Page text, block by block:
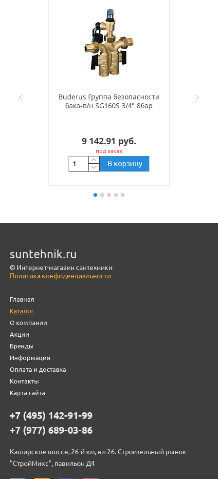
Buderus Группа безопасности
бака-в/н SG160S 3/4" 8бар
9 142.91 руб.
под заказ
В корзину
suntehnik.ru
© Интернет-магазин сантехники
Политика конфиденциальности
Главная
Каталог
О компании
Акции
Бренды
Информация
Оплата и доставка
Контакты
Карта сайта
+7 (495) 142-91-99
+7 (977) 689-03-86
Каширское шоссе, 26-й км, вл 26. Строительный рынок
"СтройМикс", павильон Д4